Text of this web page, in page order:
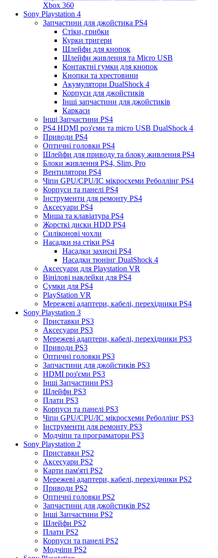
Xbox 360
Sony Playstation 4
Запчастини для джойстика PS4
Стіки, грибки
Курки тригери
Шлейфи для кнопок
Шлейфи живлення та Micro USB
Контактні гумки для кнопок
Кнопки та хрестовини
Акумулятори DualShock 4
Корпуси для джойстиків
Інші запчастини для джойстиків
Каркаси
Інші Запчастини PS4
PS4 HDMI роз'єми та micro USB DualShock 4
Приводи PS4
Оптичні головки PS4
Шлейфи для приводу та блоку живлення PS4
Блоки живлення PS4, Slim, Pro
Вентилятори PS4
Чіпи GPU/CPU/IC мікросхеми Реболлінг PS4
Корпуси та панелі PS4
Інструменти для ремонту PS4
Аксесуари PS4
Миша та клавіатура PS4
Жорсткі диски HDD PS4
Силіконові чохли
Насадки на стіки PS4
Насадки захисні PS4
Насадки тюнінг DualShock 4
Аксесуари для Playstation VR
Вінілові наклейки для PS4
Сумки для PS4
PlayStation VR
Мережеві адаптери, кабелі, перехідники PS4
Sony Playstation 3
Приставки PS3
Аксесуари PS3
Мережеві адаптери, кабелі, перехідники PS3
Приводи PS3
Оптичні головки PS3
Запчастини для джойстиків PS3
HDMI роз'єми PS3
Інші Запчастини PS3
Шлейфи PS3
Плати PS3
Корпуси та панелі PS3
Чіпи GPU/CPU/IC мікросхеми Реболлінг PS3
Інструменти для ремонту PS3
Модчіпи та програматори PS3
Sony Playstation 2
Приставки PS2
Аксесуари PS2
Карти пам'яті PS2
Мережеві адаптери, кабелі, перехідники PS2
Приводи PS2
Оптичні головки PS2
Запчастини для джойстиків PS2
Інші Запчастини PS2
Шлейфи PS2
Плати PS2
Корпуси та панелі PS2
Модчіпи PS2